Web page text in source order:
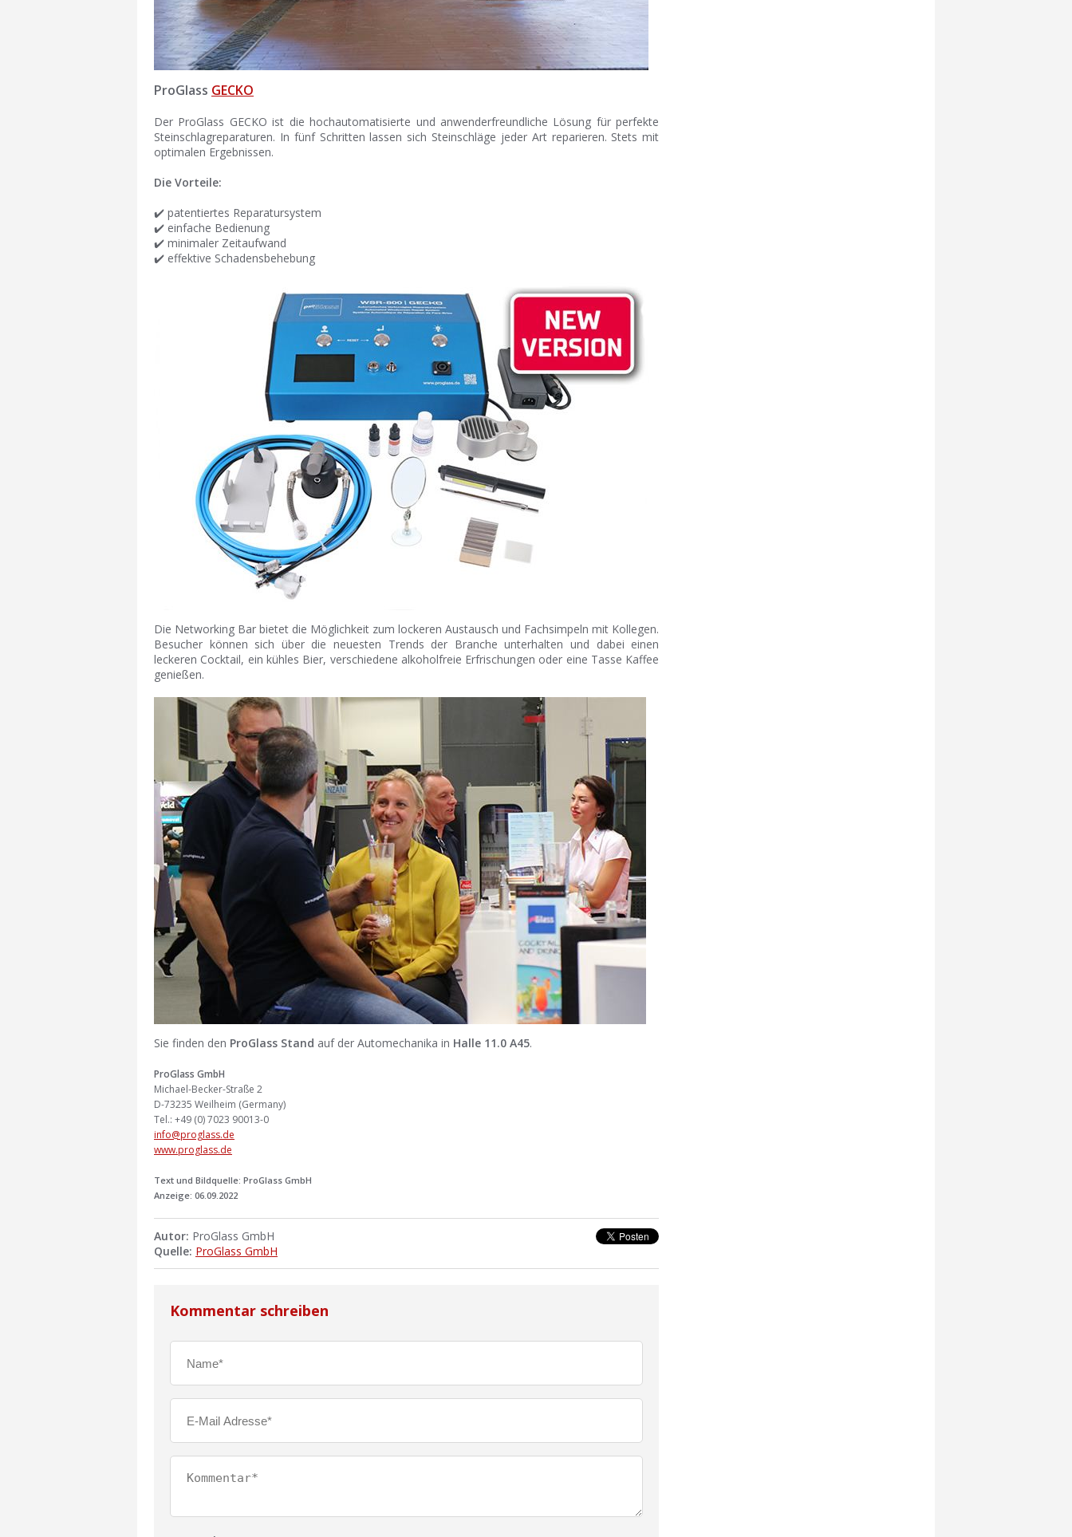
ProGlass GECKO
Der ProGlass GECKO ist die hochautomatisierte und anwenderfreundliche Lösung für perfekte
Steinschlagreparaturen. In fünf Schritten lassen sich Steinschläge jeder Art reparieren. Stets mit
optimalen Ergebnissen.
Die Vorteile:
✔️ patentiertes Reparatursystem
✔️ einfache Bedienung
✔️ minimaler Zeitaufwand
✔️ effektive Schadensbehebung
Die Networking Bar bietet die Möglichkeit zum lockeren Austausch und Fachsimpeln mit Kollegen.
Besucher können sich über die neuesten Trends der Branche unterhalten und dabei einen
leckeren Cocktail, ein kühles Bier, verschiedene alkoholfreie Erfrischungen oder eine Tasse Kaffee
genießen.
Sie finden den ProGlass Stand auf der Automechanika in Halle 11.0 A45.
ProGlass GmbH
Michael-Becker-Straße 2
D-73235 Weilheim (Germany)
Tel.: +49 (0) 7023 90013-0
info@proglass.de
www.proglass.de
Text und Bildquelle: ProGlass GmbH
Anzeige: 06.09.2022
Autor: ProGlass GmbH
Quelle: ProGlass GmbH
Kommentar schreiben